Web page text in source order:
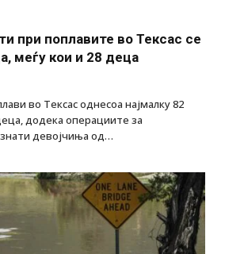
при поплавите во Тексас се
меѓу кои и 28 деца
во Тексас однесоа најмалку 82
додека операциите за
девојчиња од…